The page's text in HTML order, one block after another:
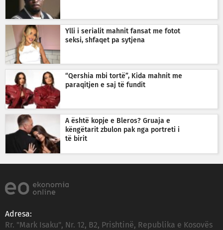
Ylli i serialit mahnit fansat me fotot
seksi, shfaqet pa sytjena
“Qershia mbi tortë”, Kida mahnit me
paraqitjen e saj të fundit
A është kopje e Bleros? Gruaja e
këngëtarit zbulon pak nga portreti i
të birit
Adresa:
Rr. "Mark Isaku", Nr. 12, B2, Prishtinë, Republika e Kosovës